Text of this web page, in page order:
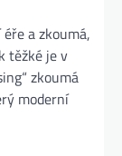
a zkoumá,
těžké je v
zkoumá
moderní